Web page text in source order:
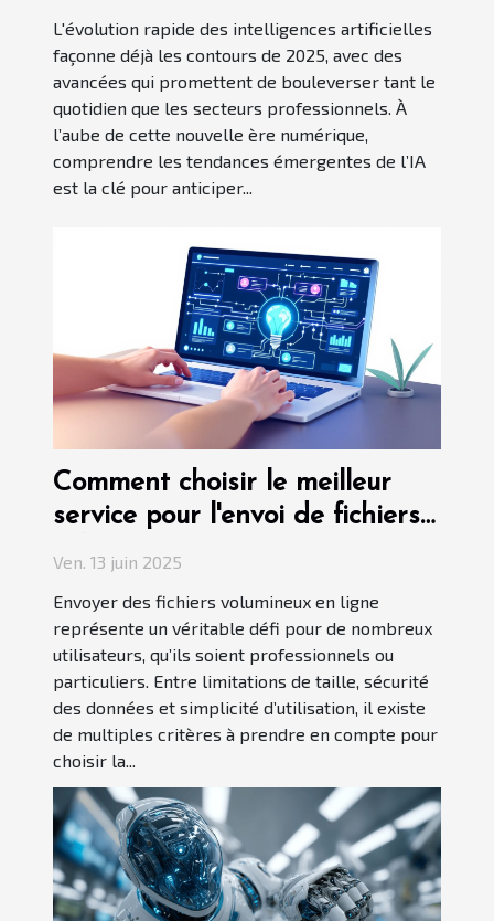
L'évolution rapide des intelligences artificielles
façonne déjà les contours de 2025, avec des
avancées qui promettent de bouleverser tant le
quotidien que les secteurs professionnels. À
l’aube de cette nouvelle ère numérique,
comprendre les tendances émergentes de l’IA
est la clé pour anticiper...
Comment choisir le meilleur
service pour l'envoi de fichiers
volumineux
Ven. 13 juin 2025
Envoyer des fichiers volumineux en ligne
représente un véritable défi pour de nombreux
utilisateurs, qu’ils soient professionnels ou
particuliers. Entre limitations de taille, sécurité
des données et simplicité d’utilisation, il existe
de multiples critères à prendre en compte pour
choisir la...